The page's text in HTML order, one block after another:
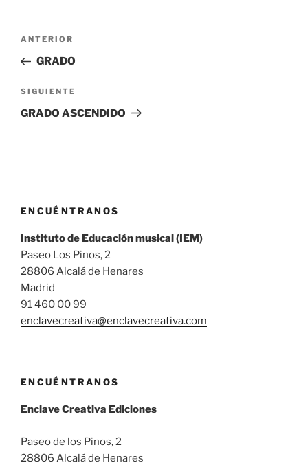
Navegación
entradas
Entrada
anterior:
ANTERIOR
GRADO
Siguiente
entrada
SIGUIENTE
GRADO ASCENDIDO
ENCUÉNTRANOS
Instituto de Educación musical (IEM)
Paseo Los Pinos, 2
28806 Alcalá de Henares
Madrid
91 460 00 99
enclavecreativa@enclavecreativa.com
ENCUÉNTRANOS
Enclave Creativa Ediciones
Paseo de los Pinos, 2
28806 Alcalá de Henares